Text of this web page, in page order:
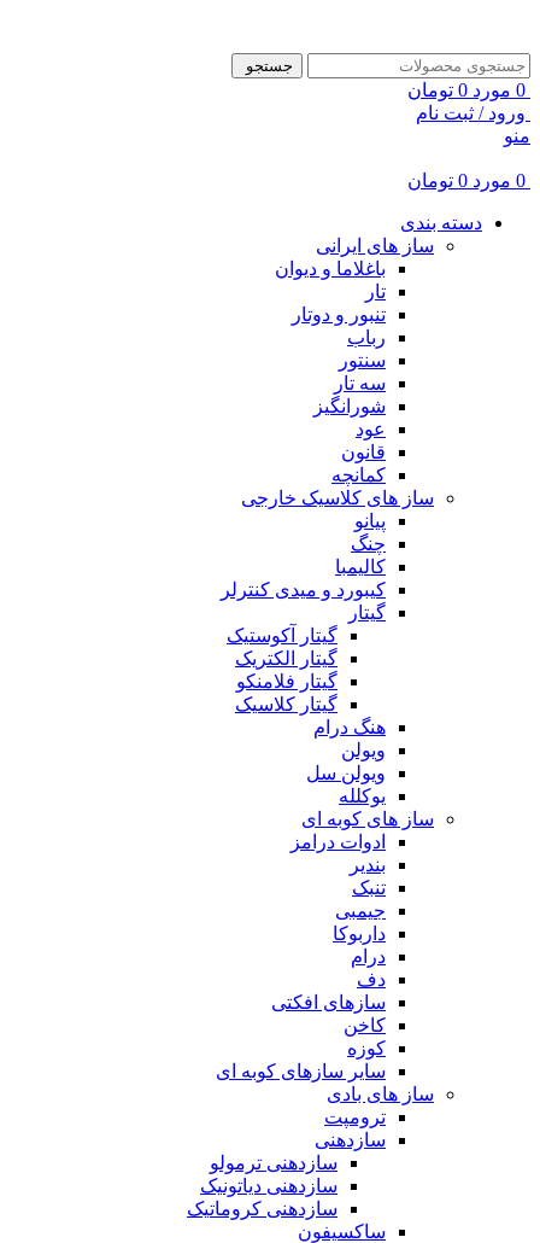
جستجو
0 مورد 0 تومان
ورود / ثبت نام
منو
0 مورد 0 تومان
دسته بندی
ساز های ایرانی
باغلاما و دیوان
تار
تنبور و دوتار
رباب
سنتور
سه تار
شورانگیز
عود
قانون
کمانچه
ساز های کلاسیک خارجی
پیانو
چنگ
کالیمبا
کیبورد و میدی کنترلر
گیتار
گیتار آکوستیک
گیتار الکتریک
گیتار فلامنکو
گیتار کلاسیک
هنگ درام
ویولن
ویولن سل
یوکلله
ساز های کوبه ای
ادوات درامز
بندیر
تنبک
جیمبی
داربوکا
درام
دف
سازهای افکتی
کاخن
کوزه
سایر سازهای کوبه ای
ساز های بادی
ترومپت
سازدهنی
سازدهنی ترمولو
سازدهنی دیاتونیک
سازدهنی کروماتیک
ساکسیفون